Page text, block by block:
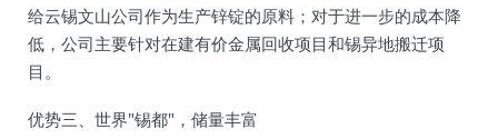
给云锡文山公司作为生产锌锭的原料；对于进一步的成本降
低，公司主要针对在建有价金属回收项目和锡异地搬迁项
目。
优势三、世界"锡都"，储量丰富